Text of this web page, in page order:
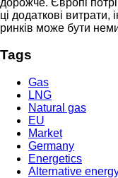
ці додаткові витрати,
ринків може бути
Tags
Gas
LNG
Natural gas
EU
Market
Germany
Energetics
Alternative